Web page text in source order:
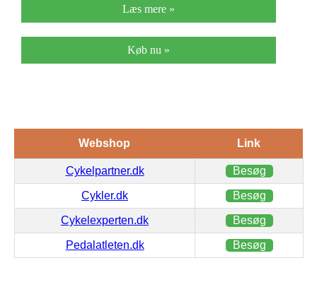
Læs mere »
Køb nu »
Webshop Link
Cykelpartner.dk Besøg
Cykler.dk Besøg
Cykelexperten.dk Besøg
Pedalatleten.dk Besøg